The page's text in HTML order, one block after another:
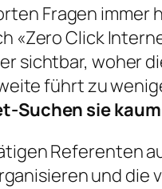
Fragen
«Zero Click
sichtbar, woher
führt zu
Suchen sie
Referenten
und die